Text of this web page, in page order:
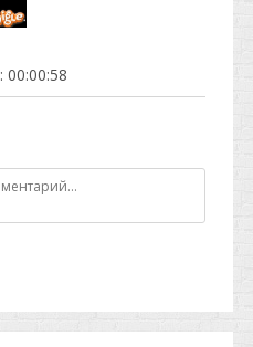
: 00:00:58